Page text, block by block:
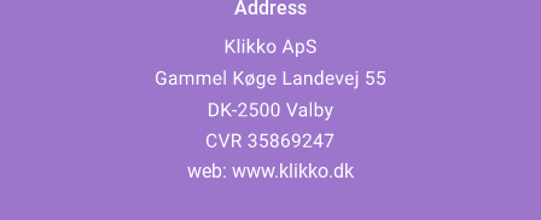
Address
web: www.klikko.dk